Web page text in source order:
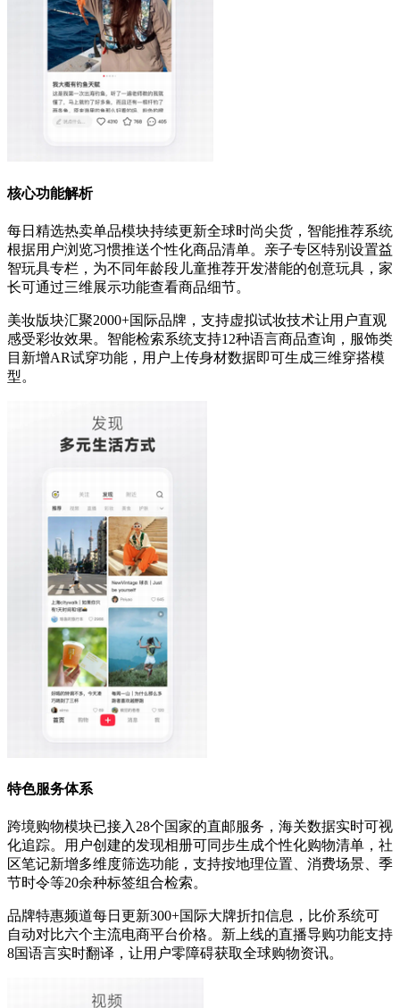
核心功能解析
每日精选热卖单品模块持续更新全球时尚尖货，智能推荐系统
根据用户浏览习惯推送个性化商品清单。亲子专区特别设置益
智玩具专栏，为不同年龄段儿童推荐开发潜能的创意玩具，家
长可通过三维展示功能查看商品细节。
美妆版块汇聚2000+国际品牌，支持虚拟试妆技术让用户直观
感受彩妆效果。智能检索系统支持12种语言商品查询，服饰类
目新增AR试穿功能，用户上传身材数据即可生成三维穿搭模
型。
特色服务体系
跨境购物模块已接入28个国家的直邮服务，海关数据实时可视
化追踪。用户创建的发现相册可同步生成个性化购物清单，社
区笔记新增多维度筛选功能，支持按地理位置、消费场景、季
节时令等20余种标签组合检索。
品牌特惠频道每日更新300+国际大牌折扣信息，比价系统可
自动对比六个主流电商平台价格。新上线的直播导购功能支持
8国语言实时翻译，让用户零障碍获取全球购物资讯。